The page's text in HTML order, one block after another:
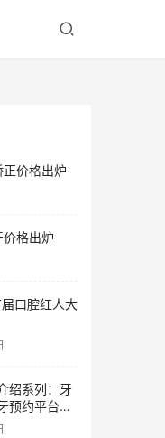
价格出炉
格出炉
口腔红人大
绍系列：牙
预约平台是
谱吗？